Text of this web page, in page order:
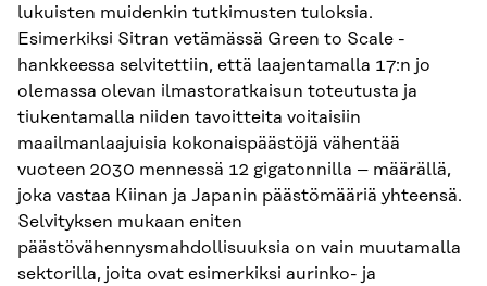
lukuisten muidenkin tutkimusten tuloksia.
Esimerkiksi Sitran vetämässä Green to Scale -
hankkeessa selvitettiin, että laajentamalla 17:n jo
olemassa olevan ilmastoratkaisun toteutusta ja
tiukentamalla niiden tavoitteita voitaisiin
maailmanlaajuisia kokonaispäästöjä vähentää
vuoteen 2030 mennessä 12 gigatonnilla – määrällä,
joka vastaa Kiinan ja Japanin päästömääriä yhteensä.
Selvityksen mukaan eniten
päästövähennysmahdollisuuksia on vain muutamalla
sektorilla, joita ovat esimerkiksi aurinko- ja